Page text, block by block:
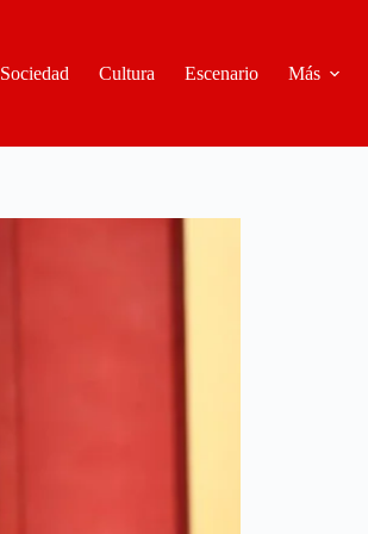
Sociedad Cultura Escenario Más